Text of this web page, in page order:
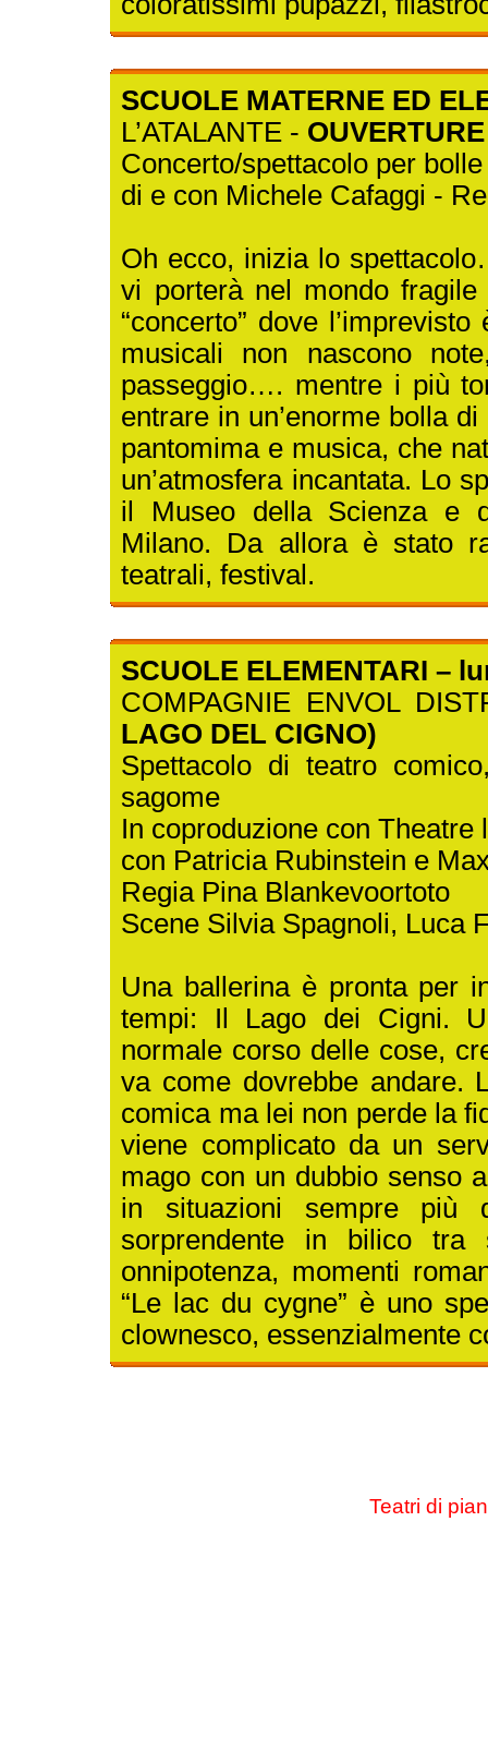
SCUOLE MATERNE ED
L’ATALANTE -
Concerto/spettacolo per
di e con Michele Cafaggi -
Oh ecco, inizia lo
vi porterà nel mondo
“concerto” dove
musicali non nascono
passeggio…. mentre i più
entrare in un’enorme bolla
pantomima e musica, che
un’atmosfera incantata. Lo
il Museo della Scienza e
Milano. Da allora è stato
teatrali, festival.
SCUOLE ELEMENTARI –
COMPAGNIE ENVOL
LAGO DEL CIGNO)
Spettacolo di teatro
sagome
In coproduzione con Theatre
con Patricia Rubinstein e
Regia Pina Blankevoortoto
Scene Silvia Spagnoli, Luca
Una ballerina è pronta per
tempi: Il Lago dei Cigni.
normale corso delle cose,
va come dovrebbe andare.
comica ma lei non perde la
viene complicato da un
mago con un dubbio senso
in situazioni sempre più
sorprendente in bilico tra
onnipotenza, momenti
“Le lac du cygne” è uno
clownesco, essenzialmente
Teatri di